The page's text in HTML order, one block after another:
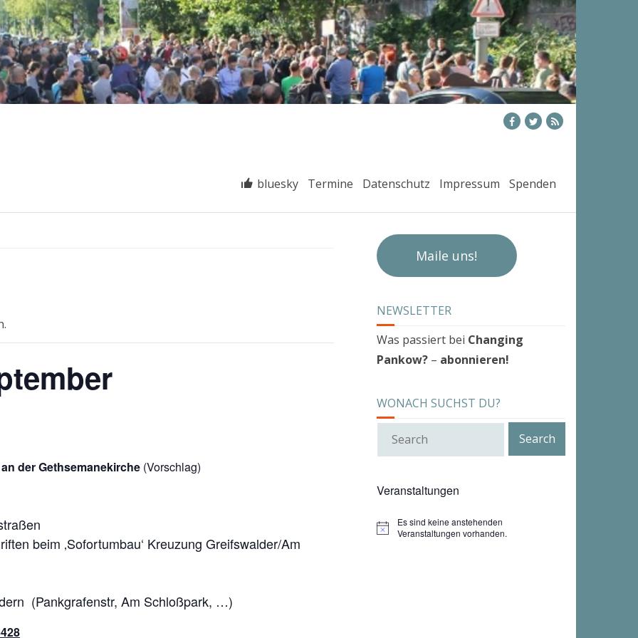
bluesky Termine Datenschutz Impressum Spenden
der Gethsemanekirche (Vorschlag)
beim ‚Sofortumbau‘ Kreuzung Greifswalder/Am
(Pankgrafenstr, Am Schloßpark, …)
Maile uns!
NEWSLETTER
Was passiert bei Changing
Pankow? – abonnieren!
WONACH SUCHST DU?
Veranstaltungen
H
Es sind keine anstehenden
Veranstaltungen vorhanden.